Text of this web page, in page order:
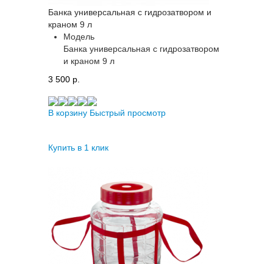
Банка универсальная с гидрозатвором и
краном 9 л
Модель
Банка универсальная с гидрозатвором
и краном 9 л
3 500 p.
В корзину Быстрый просмотр
Купить в 1 клик